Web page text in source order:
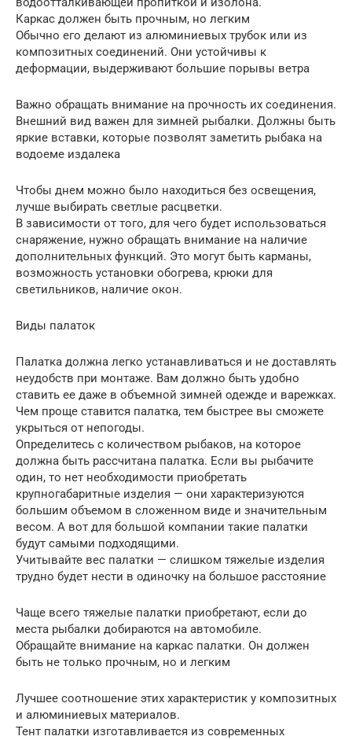
Каркас должен быть прочным, но легким
Обычно его делают из алюминиевых трубок или из
композитных соединений. Они устойчивы к
деформации, выдерживают большие порывы ветра
Важно обращать внимание на прочность их соединения.
Внешний вид важен для зимней рыбалки. Должны быть
яркие вставки, которые позволят заметить рыбака на
водоеме издалека
Чтобы днем можно было находиться без освещения,
лучше выбирать светлые расцветки.
В зависимости от того, для чего будет использоваться
снаряжение, нужно обращать внимание на наличие
дополнительных функций. Это могут быть карманы,
возможность установки обогрева, крюки для
светильников, наличие окон.
Виды палаток
Палатка должна легко устанавливаться и не доставлять
неудобств при монтаже. Вам должно быть удобно
ставить ее даже в объемной зимней одежде и варежках.
Чем проще ставится палатка, тем быстрее вы сможете
укрыться от непогоды.
Определитесь с количеством рыбаков, на которое
должна быть рассчитана палатка. Если вы рыбачите
один, то нет необходимости приобретать
крупногабаритные изделия — они характеризуются
большим объемом в сложенном виде и значительным
весом. А вот для большой компании такие палатки
будут самыми подходящими.
Учитывайте вес палатки — слишком тяжелые изделия
трудно будет нести в одиночку на большое расстояние
Чаще всего тяжелые палатки приобретают, если до
места рыбалки добираются на автомобиле.
Обращайте внимание на каркас палатки. Он должен
быть не только прочным, но и легким
Лучшее соотношение этих характеристик у композитных
и алюминиевых материалов.
Тент палатки изготавливается из современных